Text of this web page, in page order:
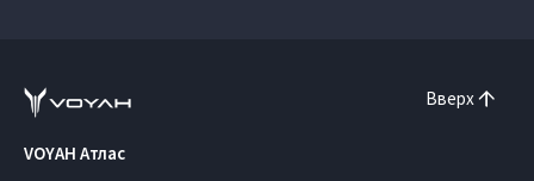
Вверх
VOYAH Атлас